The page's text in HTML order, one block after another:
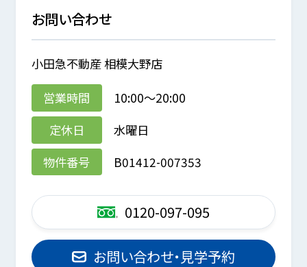
お問い合わせ
小田急不動産 相模大野店
営業時間
10:00～20:00
定休日
水曜日
物件番号
B01412-007353
0120-097-095
お問い合わせ・見学予約